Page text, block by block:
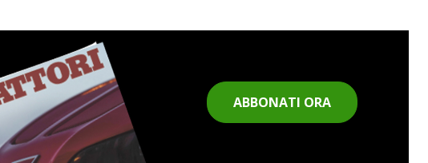
ABBONATI ORA